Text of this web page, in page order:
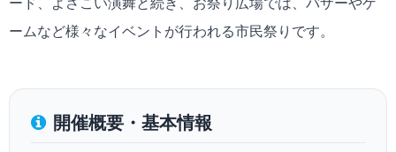
ード、よさこい演舞と続き、お祭り広場では、バザーやゲ
ームなど様々なイベントが行われる市民祭りです。
開催概要・基本情報